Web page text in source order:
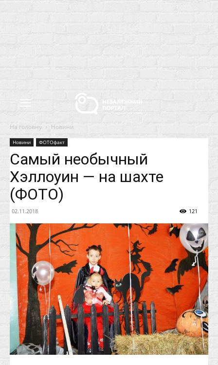
На головну Новини
Новини ФОТОфакт
Самый необычный
Хэллоуин — на шахте
(ФОТО)
02.11.2018 121